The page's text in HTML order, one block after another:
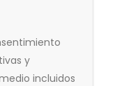
y
incluidos